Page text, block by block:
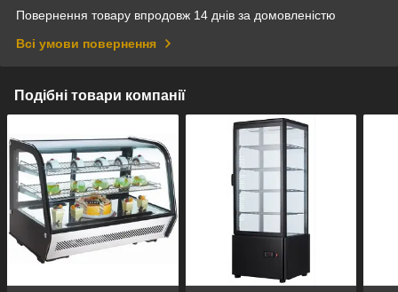
Повернення товару впродовж 14 днів за домовленістю
Всі умови повернення
Подібні товари компанії